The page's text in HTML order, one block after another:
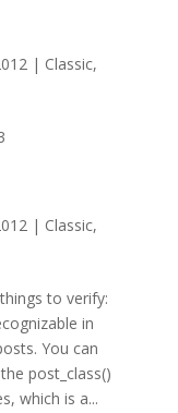
| Classic,
| Classic,
to verify:
in
You can
post_class()
which is a...